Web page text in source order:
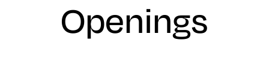
Openings